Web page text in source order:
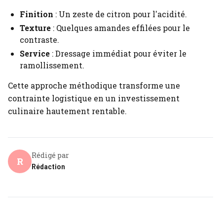
Finition : Un zeste de citron pour l'acidité.
Texture : Quelques amandes effilées pour le
contraste.
Service : Dressage immédiat pour éviter le
ramollissement.
Cette approche méthodique transforme une
contrainte logistique en un investissement
culinaire hautement rentable.
R
Rédigé par
Rédaction